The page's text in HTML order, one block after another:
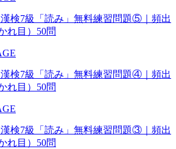
漢検7級「読み」無料練習問題⑤｜頻出
れ目）50問
漢検7級「読み」無料練習問題④｜頻出
れ目）50問
漢検7級「読み」無料練習問題③｜頻出
れ目）50問